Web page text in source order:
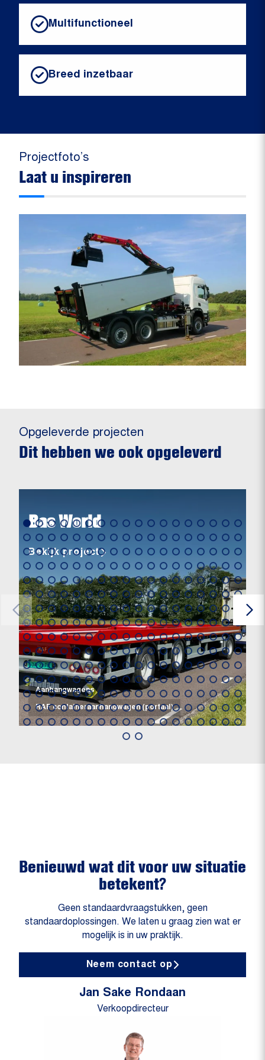
Multifunctioneel
Breed inzetbaar
Projectfoto’s
Laat u inspireren
Opgeleverde projecten
Dit hebben we ook opgeleverd
Aanhangwagens
RAF containeraanhangwagen (portaal)
Bas World
Bekijk project
Benieuwd wat dit voor uw situatie
betekent?
Geen standaardvraagstukken, geen
standaardoplossingen. We laten u graag zien wat er
mogelijk is in uw praktijk.
Neem contact op
Jan Sake Rondaan
Verkoopdirecteur